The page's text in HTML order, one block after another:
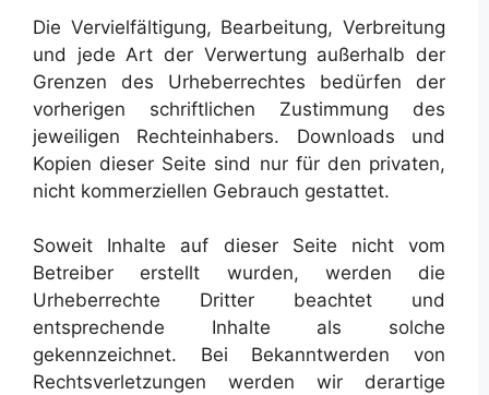
Die Vervielfältigung, Bearbeitung, Verbreitung
und jede Art der Verwertung außerhalb der
Grenzen des Urheberrechtes bedürfen der
vorherigen schriftlichen Zustimmung des
jeweiligen Rechteinhabers. Downloads und
Kopien dieser Seite sind nur für den privaten,
nicht kommerziellen Gebrauch gestattet.
Soweit Inhalte auf dieser Seite nicht vom
Betreiber erstellt wurden, werden die
Urheberrechte Dritter beachtet und
entsprechende Inhalte als solche
gekennzeichnet. Bei Bekanntwerden von
Rechtsverletzungen werden wir derartige